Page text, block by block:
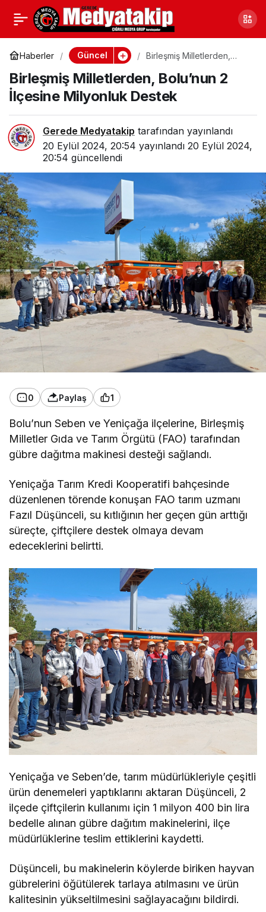
Haberler Güncel
Birleşmiş Milletlerden,
Milyonluk Destek
Birleşmiş Milletlerden, Bolu’nun 2
İlçesine Milyonluk Destek
Gerede Medyatakip tarafından yayınlandı
20 Eylül 2024, 20:54 yayınlandı 20 Eylül 2024,
20:54 güncellendi
0 Paylaş 1
Bolu’nun Seben ve Yeniçağa ilçelerine, Birleşmiş
Milletler Gıda ve Tarım Örgütü (FAO) tarafından
gübre dağıtma makinesi desteği sağlandı.
Yeniçağa Tarım Kredi Kooperatifi bahçesinde
düzenlenen törende konuşan FAO tarım uzmanı
Fazıl Düşünceli, su kıtlığının her geçen gün arttığı
süreçte, çiftçilere destek olmaya devam
edeceklerini belirtti.
Yeniçağa ve Seben’de, tarım müdürlükleriyle çeşitli
ürün denemeleri yaptıklarını aktaran Düşünceli, 2
ilçede çiftçilerin kullanımı için 1 milyon 400 bin lira
bedelle alınan gübre dağıtım makinelerini, ilçe
müdürlüklerine teslim ettiklerini kaydetti.
Düşünceli, bu makinelerin köylerde biriken hayvan
gübrelerini öğütülerek tarlaya atılmasını ve ürün
kalitesinin yükseltilmesini sağlayacağını bildirdi.
Dağ Arama Kurtarma
Tatbikatcıları Bolu’da
Paylaş